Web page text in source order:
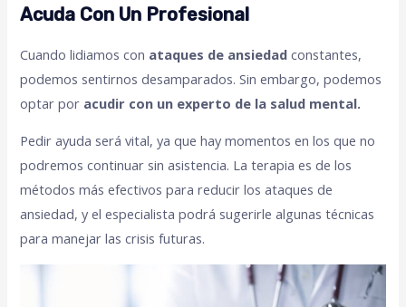
Acuda Con Un Profesional
Cuando lidiamos con ataques de ansiedadconstantes,
podemos sentirnos desamparados. Sin embargo, podemos
optar por acudir con un experto de la salud mental.
Pedir ayuda será vital, ya que hay momentos en los que no
podremos continuar sin asistencia. La terapia es de los
métodos más efectivos para reducir los ataques de
ansiedad, y el especialista podrá sugerirle algunas técnicas
para manejar las crisis futuras.